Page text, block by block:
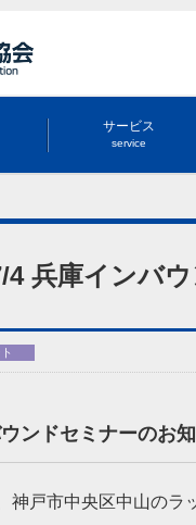
サービス
service
4 兵庫インバ
ンドセミナーのお
神戸市中央区中山のラ